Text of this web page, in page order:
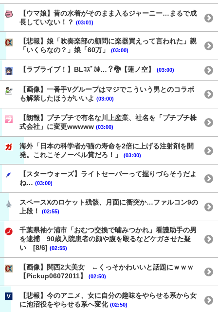
【ウマ娘】昔の水着がそのまま入るジャーニー…まるで成
長していない！？ (03:01)
【悲報】娘「吹奏楽部の顧問に楽器買えって言われた」親
「いくらなの？」娘「60万」
(03:00)
【ラブライブ！】BLｺｽﾞｶﾎ…？🐉【蓮ノ空】 (03:00)
【画像】一番手Vグループはマジでこういう男とのコラボ
も解禁したほうがいいよ (03:00)
【朗報】プチプチで有名な川上産業、社名を「プチプチ株
式会社」に変更wwwww (03:00)
海外「日本の科学者が猫の寿命を2倍に上げる注射剤を開
発。これこそノーベル賞だろ！」
(03:00)
【スターウォーズ】ライトセーバーって握りづらそうだよ
ね… (03:00)
スペースXのロケット残骸、月面に衝突か…ファルコン9の
上段！
(02:55)
千葉県袖ケ浦市「おむつ交換で噛みつかれ」看護助手の男
を逮捕 90歳入院患者の顔や腹を殴るなどケガさせた疑
い [8/6] (02:55)
【画像】関西2大美女 ←くっそかわいいと話題にｗｗｗ
【Pickup06072011】
(02:50)
【悲報】今のアニメ、女に自分の趣味をやらせる系から女
に池沼役をやらせる系へ変化 (02:50)